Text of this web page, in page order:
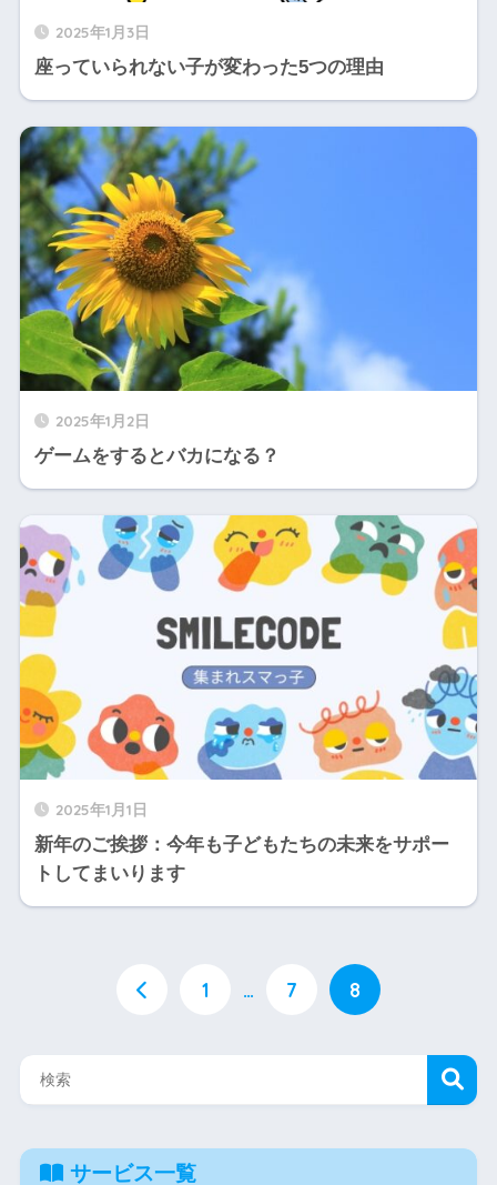
2025年1月3日
座っていられない子が変わった5つの理由
2025年1月2日
ゲームをするとバカになる？
2025年1月1日
新年のご挨拶：今年も子どもたちの未来をサポー
トしてまいります
1 … 7 8
サービス一覧